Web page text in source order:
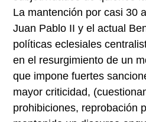
La mantención por casi 30
Juan Pablo II y el actual
políticas eclesiales
en el resurgimiento de un
que impone fuertes
mayor criticidad,
prohibiciones, reprobación